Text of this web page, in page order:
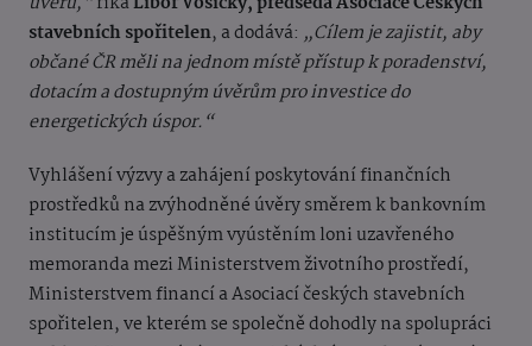
stavebních spořitelen, a dodává: „Cílem je zajistit, aby
občané ČR měli na jednom místě přístup k poradenství,
dotacím a dostupným úvěrům pro investice do
energetických úspor.“
Vyhlášení výzvy a zahájení poskytování finančních
prostředků na zvýhodněné úvěry směrem k bankovním
institucím je úspěšným vyústěním loni uzavřeného
memoranda mezi Ministerstvem životního prostředí,
Ministerstvem financí a Asociací českých stavebních
spořitelen, ve kterém se společně dohodly na spolupráci